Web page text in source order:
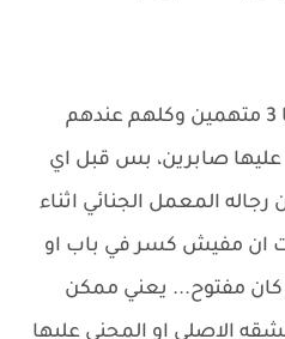
_ شوف يا باشا.. احنا عندنا 3 متهمين وكلهم عندهم
عليها صابرين، بس قبل اي
المعمل الجنائي اثناء
ان مفيش كسر في باب او
مفتوح... يعني ممكن
الاصلي او المجني عليها